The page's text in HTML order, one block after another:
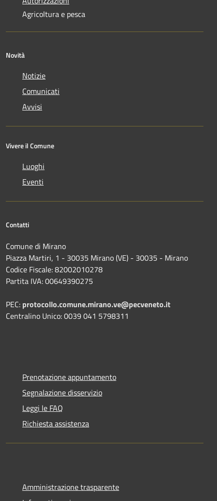
Agricoltura e pesca
Novità
Notizie
Comunicati
Avvisi
Vivere il Comune
Luoghi
Eventi
Contatti
Comune di Mirano
Piazza Martiri, 1 - 30035 Mirano (VE) - 30035 - Mirano
Codice Fiscale: 82002010278
Partita IVA: 00649390275
PEC: protocollo.comune.mirano.ve@pecveneto.it
Centralino Unico: 0039 041 5798311
Prenotazione appuntamento
Segnalazione disservizio
Leggi le FAQ
Richiesta assistenza
Amministrazione trasparente